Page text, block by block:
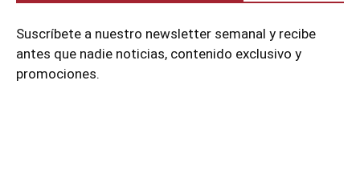
Suscríbete a nuestro newsletter semanal y recibe
antes que nadie noticias, contenido exclusivo y
promociones.